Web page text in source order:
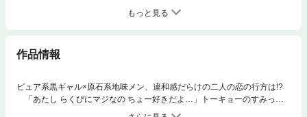
もっと見る
作品情報
ピュア系黒ギャル×原石系地味メン、違和感だらけの二人の恋の行方は!?
「あたし らくぴにマジなの ちょー好きだよ…」トーキョーのすみっ
こ、町田で暮らす上京ギャル・玉緒はスーパーで働く一見冴えない男子・